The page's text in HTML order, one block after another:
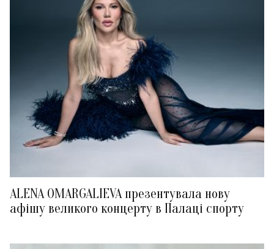
ALENA OMARGALIEVA презентувала нову
афішу великого концерту в Палаці спорту